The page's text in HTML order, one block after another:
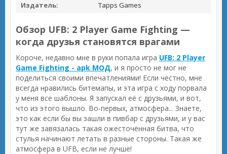
Издатель:
Tapps Games
Обзор UFB: 2 Player Game Fighting —
когда друзья становятся врагами
Короче, недавно мне в руки попала игра UFB: 2 Player
Game Fighting - apk МОД, и я просто не мог не
поделиться своими впечатлениями! Если честно, мне
всегда нравились битемапы, и эта игра с ходу порвала
у меня все шаблоны. Я запускал её с друзьями, и вот,
что из этого вышло. Во-первых, атмосфера... Знаете,
это как если бы вы зашли в пивбар с друзьями, и у вас
тут же завязалась такая ожесточённая битва, что
стулья начинают летать в разные стороны. Такая же
атмосфера в UFB, если не лучше!